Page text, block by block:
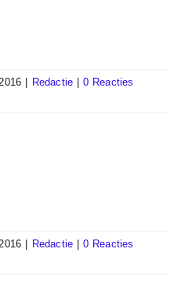
Redactie
0 Reacties
Redactie
0 Reacties